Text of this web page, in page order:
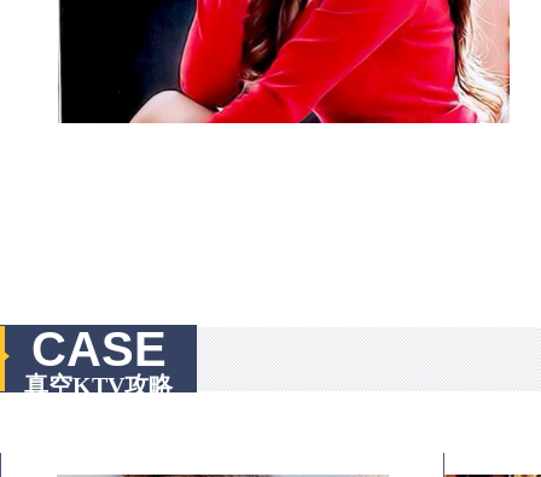
CASE
真空KTV攻略